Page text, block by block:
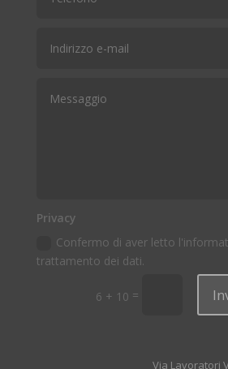
Privacy
Confermo di aver letto
trattamento dei dati.
6 + 10 =
Via Lavoratori